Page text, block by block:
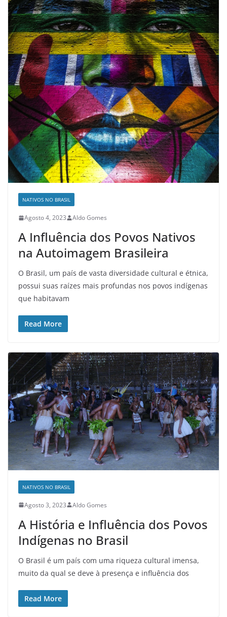
NATIVOS NO BRASIL
Agosto 4, 2023 Aldo Gomes
A Influência dos Povos Nativos
na Autoimagem Brasileira
O Brasil, um país de vasta diversidade cultural e étnica,
possui suas raízes mais profundas nos povos indígenas
que habitavam
Read More
NATIVOS NO BRASIL
Agosto 3, 2023 Aldo Gomes
A História e Influência dos Povos
Indígenas no Brasil
O Brasil é um país com uma riqueza cultural imensa,
muito da qual se deve à presença e influência dos
Read More